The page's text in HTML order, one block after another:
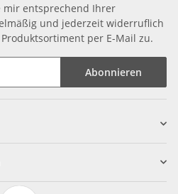
mir entsprechend Ihrer
und jederzeit widerruflich
per E-Mail zu.
Abonnieren